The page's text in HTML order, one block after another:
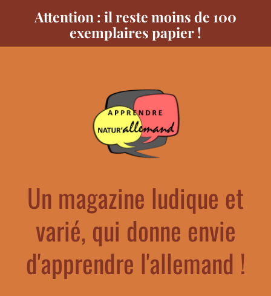
Attention : il reste moins de 100
exemplaires papier !
Un magazine ludique et
varié, qui donne envie
d'apprendre l'allemand !